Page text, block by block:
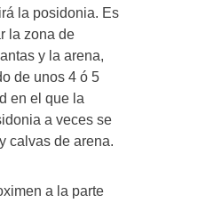
la posidonia. Es
la zona de
y la arena,
de unos 4 ó 5
en el que la
a veces se
calvas de arena.
a la parte